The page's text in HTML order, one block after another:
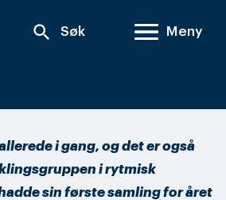
search Søk Meny
i gang, og det er også
i rytmisk
sin første samling for året